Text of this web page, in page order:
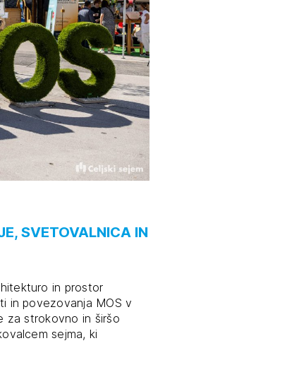
SVETOVALNICA IN
in prostor
in povezovanja MOS v
za strokovno in širšo
sejma, ki